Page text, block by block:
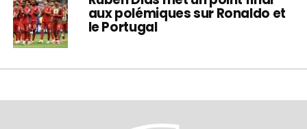
aux polémiques sur Ronaldo et
le Portugal